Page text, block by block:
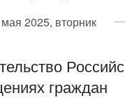
2025, вторник
граждан